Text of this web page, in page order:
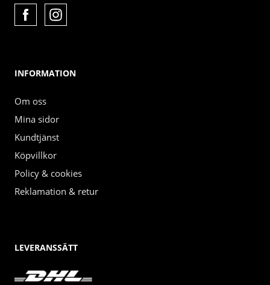
INFORMATION
Om oss
Mina sidor
Kundtjänst
Köpvillkor
Policy & cookies
Reklamation & retur
LEVERANSSÄTT